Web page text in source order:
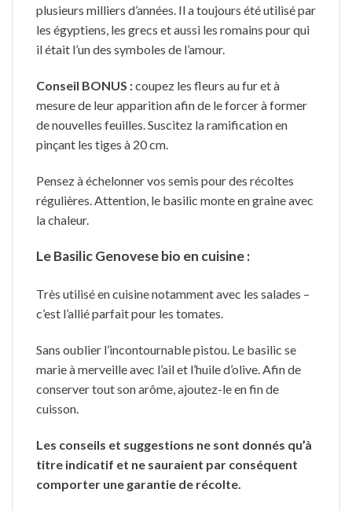
plusieurs milliers d’années. Il a toujours été utilisé par
les égyptiens, les grecs et aussi les romains pour qui
il était l’un des symboles de l’amour.
Conseil BONUS :coupez les fleurs au fur et à
mesure de leur apparition afin de le forcer à former
de nouvelles feuilles. Suscitez la ramification en
pinçant les tiges à 20 cm.
Pensez à échelonner vos semis pour des récoltes
régulières. Attention, le basilic monte en graine avec
la chaleur.
Le Basilic Genovese bio en cuisine :
Très utilisé en cuisine notamment avec les salades –
c’est l’allié parfait pour les tomates.
Sans oublier l’incontournable pistou. Le basilic se
marie à merveille avec l’ail et l’huile d’olive. Afin de
conserver tout son arôme, ajoutez-le en fin de
cuisson.
Les conseils et suggestions ne sont donnés qu’à
titre indicatif et ne sauraient par conséquent
comporter une garantie de récolte.